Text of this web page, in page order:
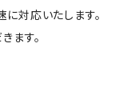
対応いたします。
ます。